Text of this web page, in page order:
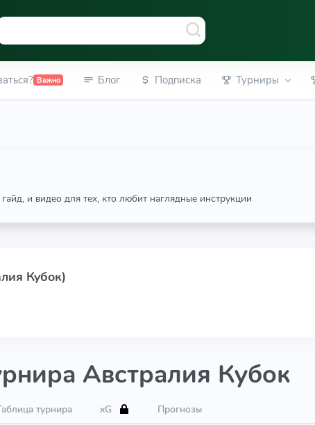
Важно Блог Подписка Турниры
и видео для тех, кто любит наглядные инструкции
Кубок)
Австралия Кубок
турнира xG Прогнозы